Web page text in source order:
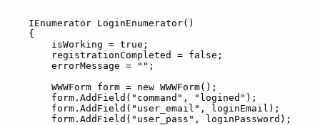
    IEnumerator LoginEnumerator()
    {
        isWorking = true;
        registrationCompleted = false;
        errorMessage = "";
        WWWForm form = new WWWForm();
        form.AddField("command", "logined");
        form.AddField("user_email", loginEmail);
        form.AddField("user_pass", loginPassword);